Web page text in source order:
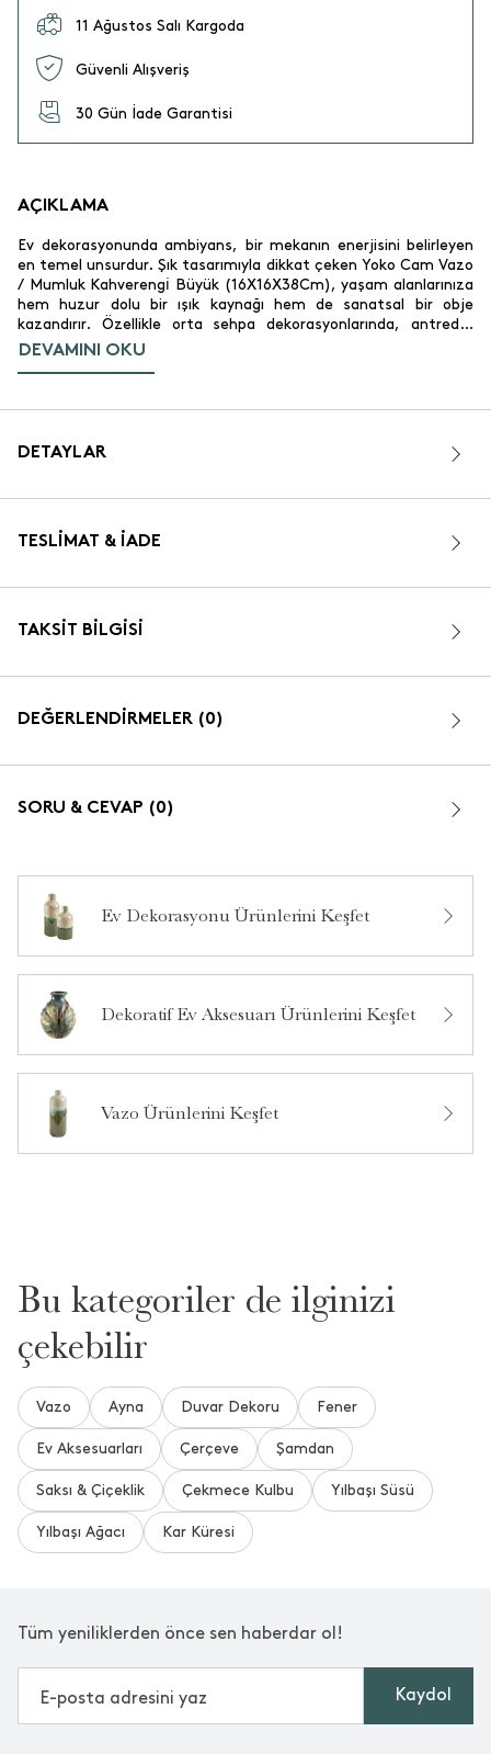
11 Ağustos Salı Kargoda
Güvenli Alışveriş
30 Gün İade Garantisi
AÇIKLAMA
Ev dekorasyonunda ambiyans, bir mekanın enerjisini belirleyen
en temel unsurdur. Şık tasarımıyla dikkat çeken Yoko Cam Vazo
/ Mumluk Kahverengi̇ Büyük (16X16X38Cm), yaşam alanlarınıza
hem huzur dolu bir ışık kaynağı hem de sanatsal bir obje
kazandırır. Özellikle orta sehpa dekorasyonlarında, antrede,
banyo raflarında veya balkonlarınızdaki keyif köşelerinde
yanmadığı zamanlarda bile iddialı bir dekoratif obje olarak
sergilenmeye uygundur. Evinize samimi, sıcak ve davetkar bir
gözde köşelerine yerleştirerek dekorasyonunuza hem
DEVAMINI OKU
DETAYLAR
TESLIMAT & İADE
TAKSIT BILGISI
DEĞERLENDİRMELER (0)
SORU & CEVAP (0)
Bu ürün hakkında daha önce hiç soru sorulmamış.
Ürün Hakkında Soru Sor
Ev Dekorasyonu Ürünlerini Keşfet
Dekoratif Ev Aksesuarı Ürünlerini Keşfet
Vazo Ürünlerini Keşfet
Bu kategoriler de ilginizi
çekebilir
Vazo Ayna Duvar Dekoru Fener
Ev Aksesuarları Çerçeve Şamdan
Saksı & Çiçeklik Çekmece Kulbu Yılbaşı Süsü
Yılbaşı Ağacı Kar Küresi
Tüm yeniliklerden önce sen haberdar ol!
Kaydol